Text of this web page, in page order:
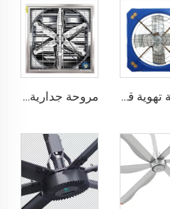
مروحة تهوية قطرها 1.2 متر لمزرعة الأبقار مروحة استنزاف خضراء لمزرعة الأبقار مروحة استنزاف الحليب مروحة جدارية صناعية مقاس 1530 مم للحظائر المغلفة بالزنك والمصنوعة من الفولاذ المقاوم للصدأ